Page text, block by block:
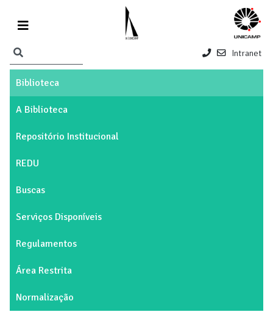
Intranet
Biblioteca
A Biblioteca
Repositório Institucional
REDU
Buscas
Serviços Disponíveis
Regulamentos
Área Restrita
Normalização